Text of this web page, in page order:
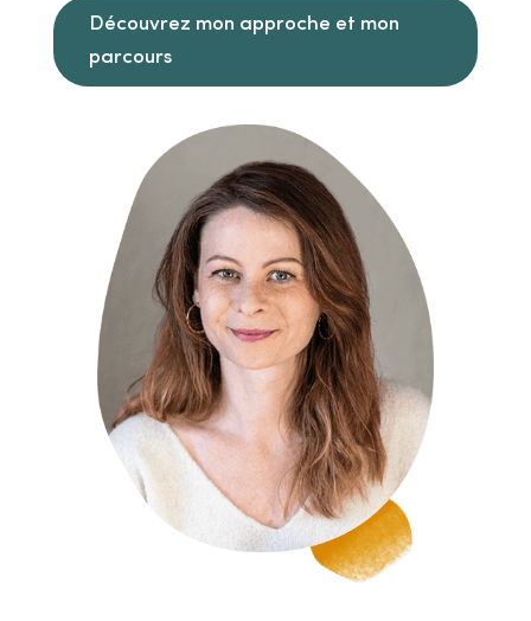
Découvrez mon approche et mon
parcours